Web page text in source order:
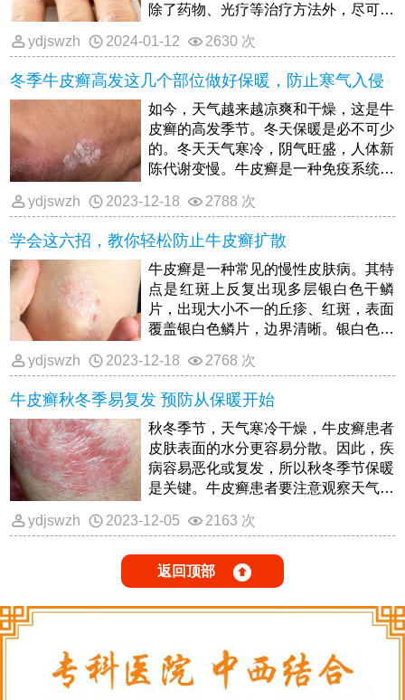
除了药物、光疗等治疗方法外，尽可能
素，对银屑病的防治具有重要意义。
ydjswzh 2024-01-12 2630 次
冬季牛皮癣高发这几个部位做好保暖，防止寒气入侵
如今，天气越来越凉爽和干燥，这是牛
皮癣的高发季节。冬天保暖是必不可少
的。冬天天气寒冷，阴气旺盛，人体新
陈代谢变慢。牛皮癣是一种免疫系统疾
冬天没有采取好的保暖措施，牛皮癣很
湿和锁水工作，防止病情恶化，特别是
要做好身体相关部位的保暖工作。所
以，冬天牛皮癣病人要做好哪些部位的
保暖工作？
ydjswzh 2023-12-18 2788 次
学会这六招，教你轻松防止牛皮癣扩散
牛皮癣是一种常见的慢性皮肤病。其特
点是红斑上反复出现多层银白色干鳞
片，出现大小不一的丘疹、红斑，表面
覆盖银白色鳞片，边界清晰。银白色鳞
肢和背部。
ydjswzh 2023-12-18 2768 次
牛皮癣秋冬季易复发 预防从保暖开始
秋冬季节，天气寒冷干燥，牛皮癣患者
皮肤表面的水分更容易分散。因此，疾
病容易恶化或复发，所以秋冬季节保暖
是关键。牛皮癣患者要注意观察天气变
复发。
ydjswzh 2023-12-05 2163 次
返回顶部